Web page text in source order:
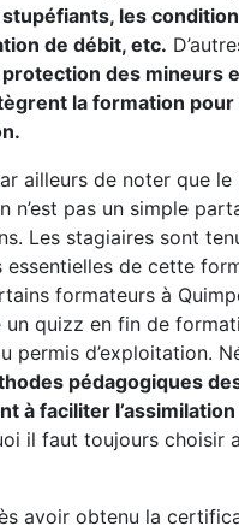
les
de débit, etc.
protection des mineurs
la formation
ailleurs de noter que le
n’est pas un simple
Les stagiaires sont
de cette
formateurs à
un quizz en fin de
permis d’exploitation.
pédagogiques
à faciliter
il faut toujours choisir
avoir obtenu la